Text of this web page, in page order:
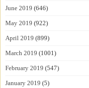
June 2019 (646)
May 2019 (922)
April 2019 (899)
March 2019 (1001)
February 2019 (547)
January 2019 (5)